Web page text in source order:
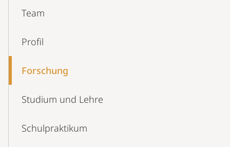
Team
Profil
Forschung
Studium und Lehre
Schulpraktikum